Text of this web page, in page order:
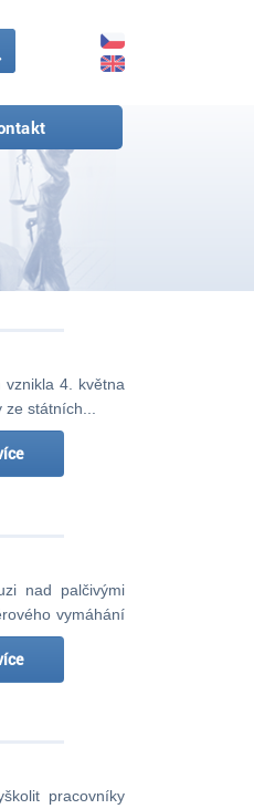
4. května
státních...
nad palčivými
vymáhání
pracovníky